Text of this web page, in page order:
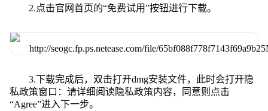
2.点击官网首页的“免费试用”按钮进行下载。
3.下载完成后，双击打开dmg安装文件，此时会打开隐
私政策窗口：请详细阅读隐私政策内容，同意则点击
“Agree”进入下一步。